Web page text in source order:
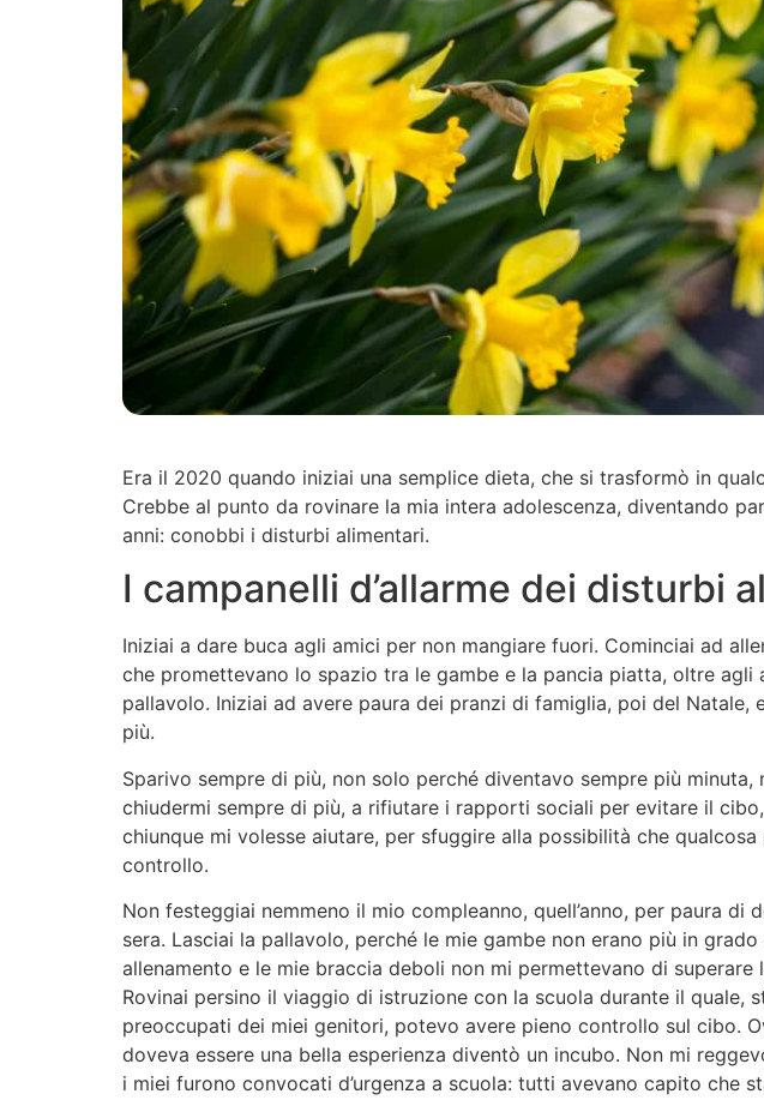
Era il 2020 quando iniziai una semplice dieta, che si trasformò in
Crebbe al punto da rovinare la mia intera adolescenza, diventando
anni: conobbi i disturbi alimentari.
I campanelli d’allarme dei disturbi
Iniziai a dare buca agli amici per non mangiare fuori. Cominciai ad
che promettevano lo spazio tra le gambe e la pancia piatta, oltre agli
pallavolo. Iniziai ad avere paura dei pranzi di famiglia, poi del Natale,
più.
Sparivo sempre di più, non solo perché diventavo sempre più minuta,
chiudermi sempre di più, a rifiutare i rapporti sociali per evitare il
chiunque mi volesse aiutare, per sfuggire alla possibilità che
controllo.
Non festeggiai nemmeno il mio compleanno, quell’anno, per paura di
sera. Lasciai la pallavolo, perché le mie gambe non erano più in
allenamento e le mie braccia deboli non mi permettevano di superare
Rovinai persino il viaggio di istruzione con la scuola durante il quale,
preoccupati dei miei genitori, potevo avere pieno controllo sul cibo.
doveva essere una bella esperienza diventò un incubo. Non mi
i miei furono convocati d’urgenza a scuola: tutti avevano capito che